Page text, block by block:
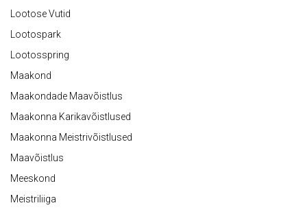
Lootose Vutid
Lootospark
Lootosspring
Maakond
Maakondade Maavõistlus
Maakonna Karikavõistlused
Maakonna Meistrivõistlused
Maavõistlus
Meeskond
Meistriliiga